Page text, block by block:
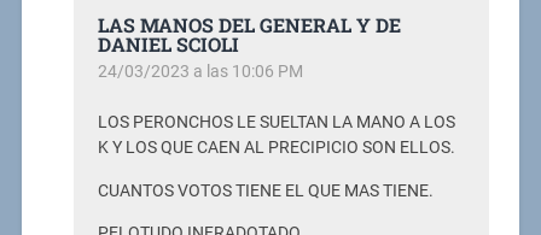
LAS MANOS DEL GENERAL Y DE
DANIEL SCIOLI
24/03/2023 a las 10:06 PM
LOS PERONCHOS LE SUELTAN LA MANO A LOS
K Y LOS QUE CAEN AL PRECIPICIO SON ELLOS.
CUANTOS VOTOS TIENE EL QUE MAS TIENE.